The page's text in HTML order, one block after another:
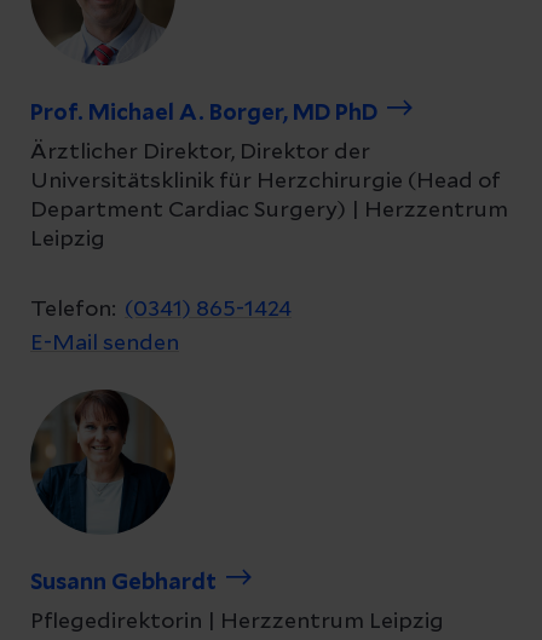
Prof. Michael A. Borger, MD PhD
Ärztlicher Direktor, Direktor der
Universitätsklinik für Herzchirurgie (Head of
Department Cardiac Surgery) | Herzzentrum
Leipzig
Telefon: (0341) 865-1424
E-Mail senden
Susann Gebhardt
Pflegedirektorin | Herzzentrum Leipzig